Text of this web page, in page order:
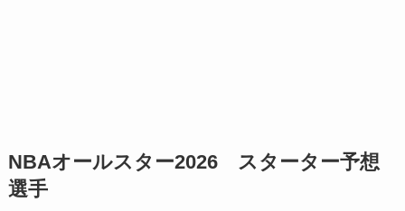
NBAオールスター2026 スターター予想
選手